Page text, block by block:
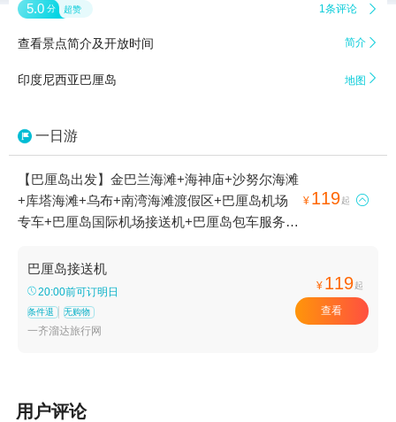
5.0 分 超赞 1条评论 
查看景点简介及开放时间 简介 
印度尼西亚巴厘岛 地图 
一日游
【巴厘岛出发】金巴兰海滩+海神庙+沙努尔海滩
+库塔海滩+乌布+南湾海滩渡假区+巴厘岛机场
专车+巴厘岛国际机场接送机+巴厘岛包车服务
店+库塔洋人街+水明漾 - SEMINYAK1日游
¥ 119起 
巴厘岛接送机
20:00前可订明日
条件退 无购物
一齐溜达旅行网
¥ 119起
查看
用户评论